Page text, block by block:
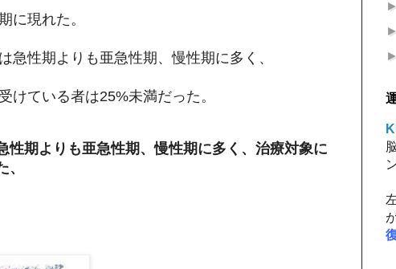
に現れた。
急性期よりも亜急性期、慢性期に多く、
けている者は25%未満だった。
性期よりも亜急性期、慢性期に多く、治療対象に